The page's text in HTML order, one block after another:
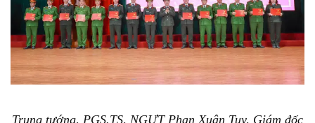
Trung tướng, PGS.TS, NGƯT Phan Xuân Tuy, Giám đốc